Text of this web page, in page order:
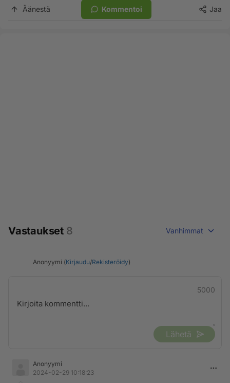
Äänestä Kommentoi Jaa
Vastaukset 8 Vanhimmat
Anonyymi (Kirjaudu/Rekisteröidy)
5000
Lähetä
Anonyymi
2024-02-29 10:18:23